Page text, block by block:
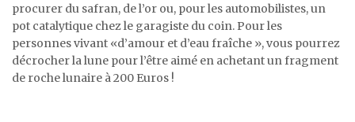
procurer du safran, de l’or ou, pour les automobilistes, un
pot catalytique chez le garagiste du coin. Pour les
personnes vivant «d’amour et d’eau fraîche », vous pourrez
décrocher la lune pour l’être aimé en achetant un fragment
de roche lunaire à 200 Euros !